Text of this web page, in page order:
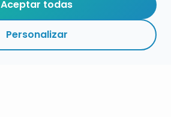
ESPECIALIDADES ENLACES SEGUIR
Aceptar todas
Personalizar